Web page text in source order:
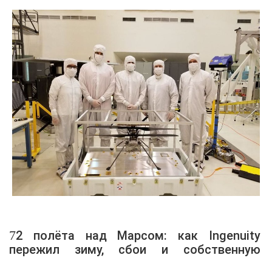
72 полёта над Марсом: как Ingenuity
пережил зиму, сбои и собственную